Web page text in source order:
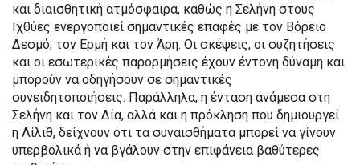
και διαισθητική ατμόσφαιρα, καθώς η Σελήνη στους
Ιχθύες ενεργοποιεί σημαντικές επαφές με τον Βόρειο
Δεσμό, τον Ερμή και τον Άρη. Οι σκέψεις, οι συζητήσεις
και οι εσωτερικές παρορμήσεις έχουν έντονη δύναμη και
μπορούν να οδηγήσουν σε σημαντικές
συνειδητοποιήσεις. Παράλληλα, η ένταση ανάμεσα στη
Σελήνη και τον Δία, αλλά και η πρόκληση που δημιουργεί
η Λίλιθ, δείχνουν ότι τα συναισθήματα μπορεί να γίνουν
υπερβολικά ή να βγάλουν στην επιφάνεια βαθύτερες